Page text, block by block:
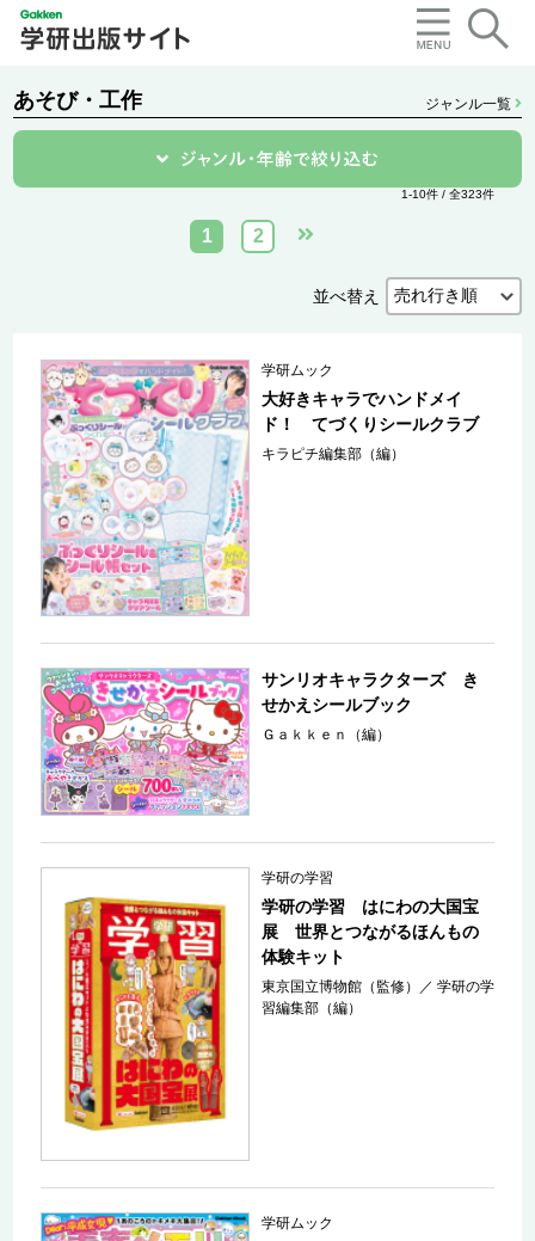
あそび・工作 ジャンル一覧
1-10件 / 全323件
1 2
並べ替え
学研ムック
大好きキャラでハンドメイ
ド！ てづくりシールクラブ
キラピチ編集部（編）
サンリオキャラクターズ き
せかえシールブック
Ｇａｋｋｅｎ（編）
学研の学習
学研の学習 はにわの大国宝
展 世界とつながるほんもの
体験キット
東京国立博物館（監修） ／学研の学
習編集部（編）
学研ムック